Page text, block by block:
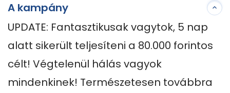
A kampány
UPDATE: Fantasztikusak vagytok, 5 nap
alatt sikerült teljesíteni a 80.000 forintos
célt! Végtelenül hálás vagyok
mindenkinek! Természetesen továbbra